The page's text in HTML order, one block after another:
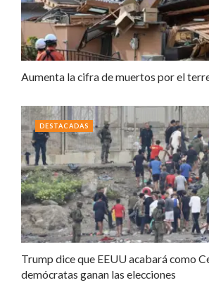
Aumenta la cifra de muertos por el
Trump dice que EEUU acabará como
demócratas ganan las elecciones
DESTACADAS